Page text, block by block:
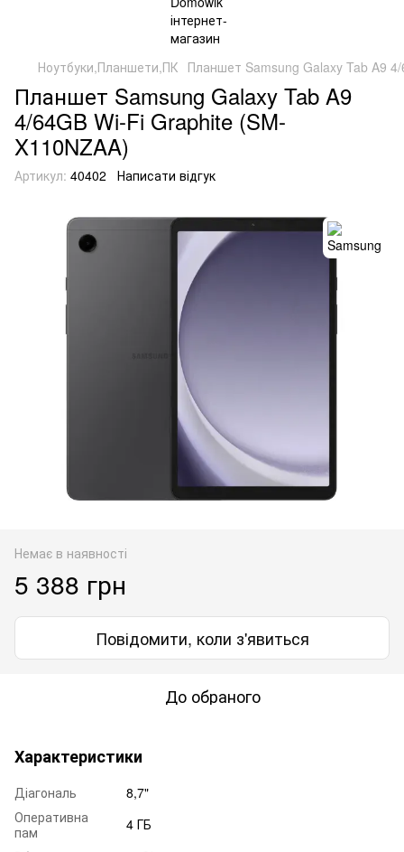
Ноутбуки,Планшети,ПК Планшет Samsung Galaxy Tab A9
Планшет Samsung Galaxy Tab A9
4/64GB Wi-Fi Graphite (SM-
X110NZAA)
Артикул: 40402 Написати відгук
Немає в наявності
5 388 грн
Повідомити, коли з'явиться
До обраного
Характеристики
Діагональ
8,7"
Оперативна
пам
4 ГБ